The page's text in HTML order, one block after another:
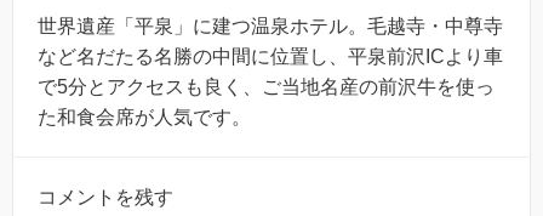
世界遺産「平泉」に建つ温泉ホテル。毛越寺・中尊寺
など名だたる名勝の中間に位置し、平泉前沢ICより車
で5分とアクセスも良く、ご当地名産の前沢牛を使っ
た和食会席が人気です。
コメントを残す